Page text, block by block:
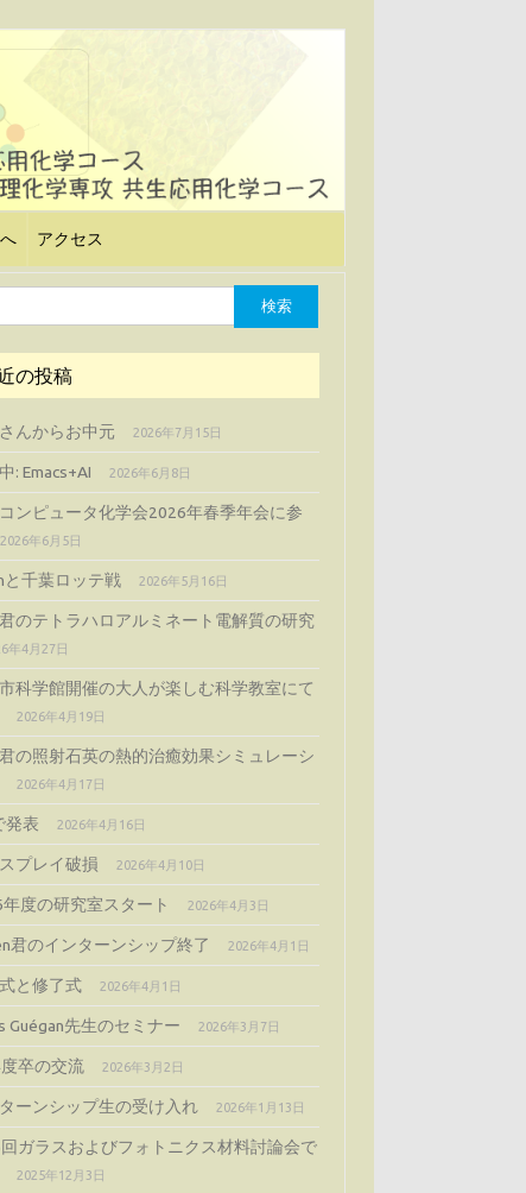
アクセス
の投稿
んからお中元 2026年7月15日
: Emacs+AI 2026年6月8日
ンピュータ化学会2026年春季年会に参
2026年6月5日
と千葉ロッテ戦 2026年5月16日
のテトラハロアルミネート電解質の研究
年4月27日
科学館開催の大人が楽しむ科学教室にて
2026年4月19日
の照射石英の熱的治癒効果シミュレーシ
2026年4月17日
発表 2026年4月16日
プレイ破損 2026年4月10日
度の研究室スタート 2026年4月3日
君のインターンシップ終了 2026年4月1日
と修了式 2026年4月1日
Guégan先生のセミナー 2026年3月7日
卒の交流 2026年3月2日
ーンシップ生の受け入れ 2026年1月13日
ガラスおよびフォトニクス材料討論会で
2025年12月3日